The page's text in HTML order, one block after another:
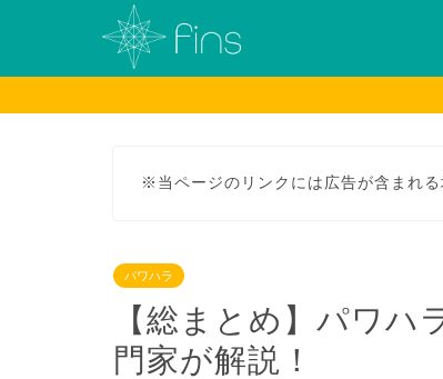
※当ページのリンクには広告が含まれる
パワハラ
【総まとめ】パワ
門家が解説！